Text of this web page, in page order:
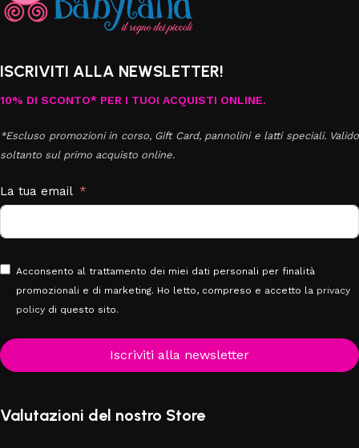
ISCRIVITI ALLA NEWSLETTER!
10% DI SCONTO* PER I TUOI ACQUISTI ONLINE.
*Escluso promozioni in corso, Gift Card, pannolini e latti speciali. Valido
soltanto sul primo acquisto online.
La tua email
Acconsento al trattamento dei miei dati personali per finalità
promozionali e di marketing. Ho letto, compreso e accetto la privacy
policy di questo sito.
Iscriviti alla newsletter
Valutazioni del nostro Store